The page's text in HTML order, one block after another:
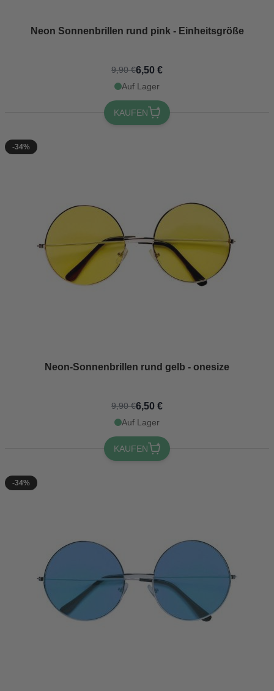
Neon Sonnenbrillen rund pink - Einheitsgröße
9,90 €6,50 €
Auf Lager
KAUFEN
-34%
Neon-Sonnenbrillen rund gelb - onesize
9,90 €6,50 €
Auf Lager
KAUFEN
-34%